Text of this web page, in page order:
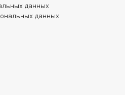
данных
данных